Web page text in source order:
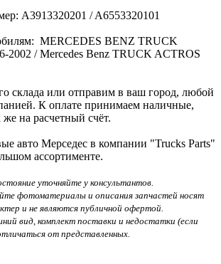
A3913320201 / A6553320101
MERCEDES BENZ TRUCK
2002 / Mercedes Benz TRUCK ACTROS
склада или отправим в ваш город, любой
К оплате принимаем наличные,
на расчетный счёт.
авто Мерседес в компании "Trucks Parts"
ассортименте.
уточняйте у консультантов.
фотоматериалы и описания запчастей носят
и не являются публичной офертой.
вид, комплект поставки и недостатки (если
от представленных.